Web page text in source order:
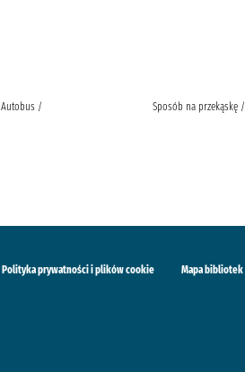
Autobus / Sposób na przekąskę /
Polityka prywatności i plików cookie Mapa bibliotek